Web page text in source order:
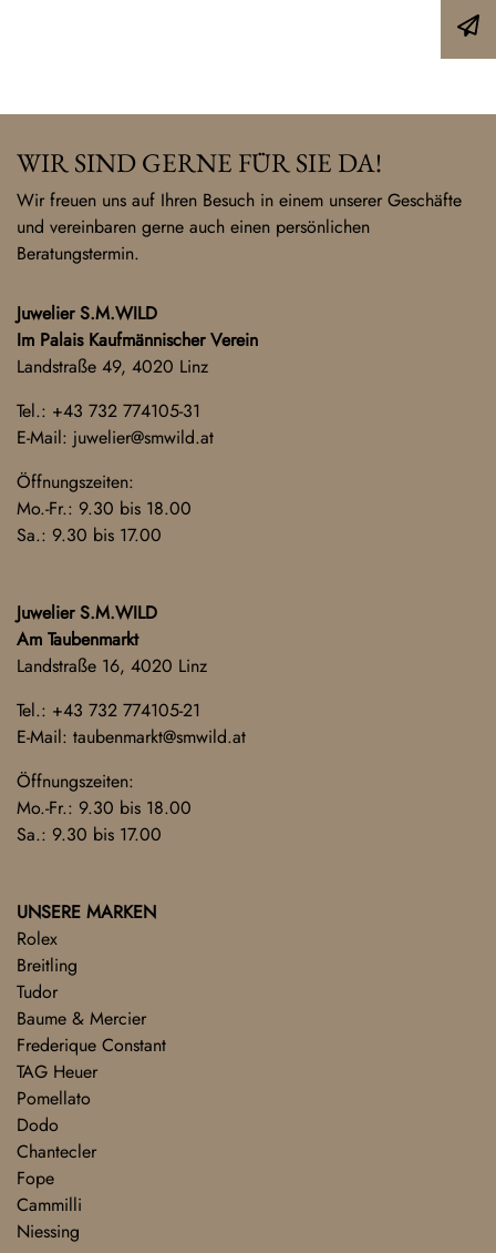
WIR SIND GERNE FÜR SIE DA!
Wir freuen uns auf Ihren Besuch in einem unserer Geschäfte
und vereinbaren gerne auch einen persönlichen
Beratungstermin.
Juwelier S.M.WILD
Im Palais Kaufmännischer Verein
Landstraße 49, 4020 Linz
Tel.: +43 732 774105-31
E-Mail: juwelier@smwild.at
Öffnungszeiten:
Mo.-Fr.: 9.30 bis 18.00
Sa.: 9.30 bis 17.00
Juwelier S.M.WILD
Am Taubenmarkt
Landstraße 16, 4020 Linz
Tel.: +43 732 774105-21
E-Mail: taubenmarkt@smwild.at
Öffnungszeiten:
Mo.-Fr.: 9.30 bis 18.00
Sa.: 9.30 bis 17.00
UNSERE MARKEN
Rolex
Breitling
Tudor
Baume & Mercier
Frederique Constant
TAG Heuer
Pomellato
Dodo
Chantecler
Fope
Cammilli
Niessing